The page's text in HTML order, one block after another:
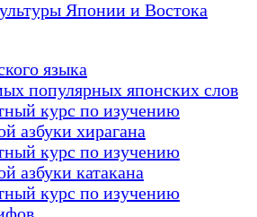
Японии и Востока
языка
популярных японских слов
курс по изучению
азбуки хирагана
курс по изучению
азбуки катакана
курс по изучению